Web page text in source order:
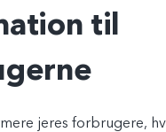
til
jeres forbrugere,